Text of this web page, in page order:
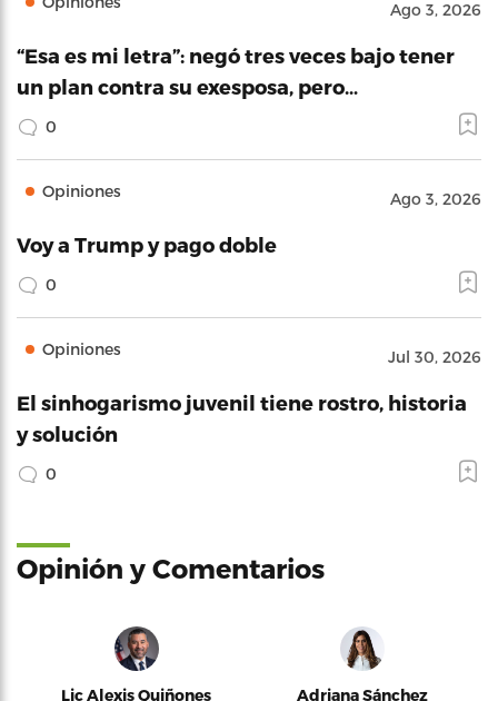
Ago 3, 2026
“Esa es mi letra”: negó tres veces bajo tener
un plan contra su exesposa, pero…
0
Opiniones Ago 3, 2026
Voy a Trump y pago doble
0
Opiniones Jul 30, 2026
El sinhogarismo juvenil tiene rostro, historia
y solución
0
Opinión y Comentarios
Lic Alexis Quiñones Adriana Sánchez